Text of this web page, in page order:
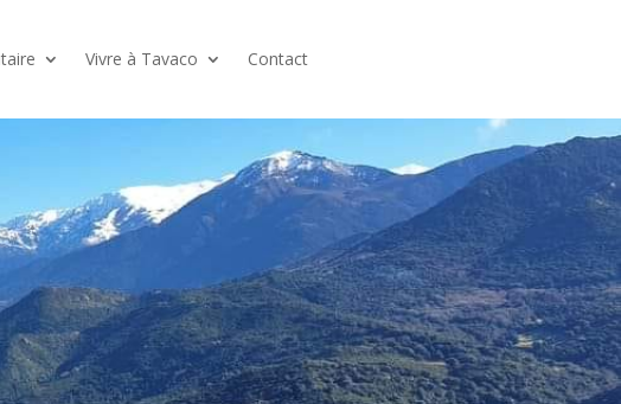
Vivre à Tavaco Contact